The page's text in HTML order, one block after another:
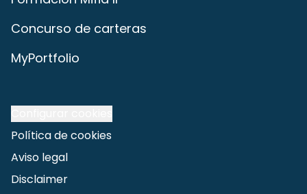
Concurso de carteras
MyPortfolio
Política de cookies
Aviso legal
Disclaimer